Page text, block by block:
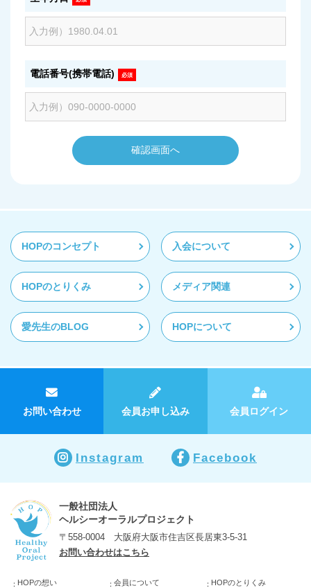
電話番号(携帯電話) 必須
HOPのコンセプト 入会について
HOPのとりくみ メディア関連
愛先生のBLOG HOPについて
お問い合わせ 会員お申し込み 会員ログイン
Instagram Facebook
一般社団法人
ヘルシーオーラルプロジェクト
〒558-0004 大阪府大阪市住吉区長居東3-5-31
お問い合わせはこちら
HOPの想い 会員について HOPのとりくみ